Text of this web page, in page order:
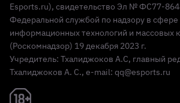
Esports.ru), свидетельство Эл № ФС77-
Федеральной службой по надзору в сфере
информационных технологий и массовых
(Роскомнадзор) 19 декабря 2023 г.
Учредитель: Тхалиджоков А.С, главный
Тхалиджоков А. С., e-mail: qq@esports.ru